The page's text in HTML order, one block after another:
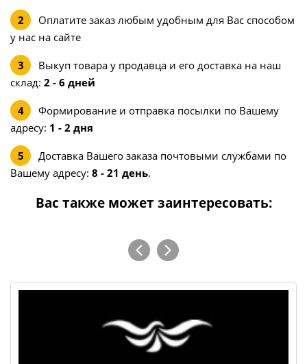
Оплатите заказ любым удобным для Вас способом
у нас на сайте
Выкуп товара у продавца и его доставка на наш
склад: 2 - 6 дней
Формирование и отправка посылки по Вашему
адресу: 1 - 2 дня
Доставка Вашего заказа почтовыми службами по
Вашему адресу: 8 - 21 день.
Вас также может заинтересовать: